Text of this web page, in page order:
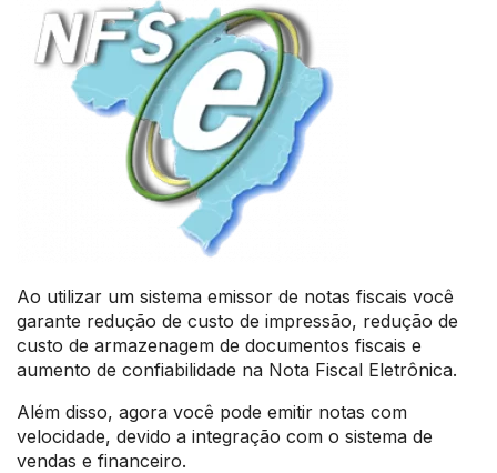
Ao utilizar um sistema emissor de notas fiscais você
garante redução de custo de impressão, redução de
custo de armazenagem de documentos fiscais e
aumento de confiabilidade na Nota Fiscal Eletrônica.
Além disso, agora você pode emitir notas com
velocidade, devido a integração com o sistema de
vendas e financeiro.